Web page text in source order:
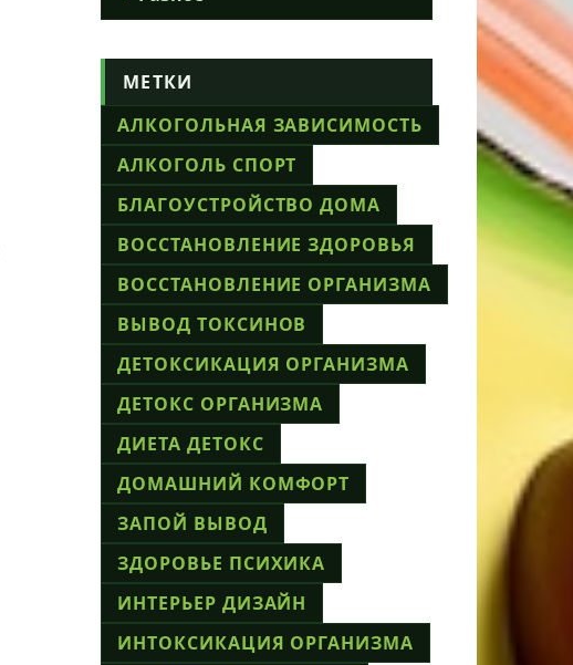
МЕТКИ
АЛКОГОЛЬНАЯ ЗАВИСИМОСТЬ
АЛКОГОЛЬ СПОРТ
БЛАГОУСТРОЙСТВО ДОМА
ВОССТАНОВЛЕНИЕ ЗДОРОВЬЯ
ВОССТАНОВЛЕНИЕ ОРГАНИЗМА
ВЫВОД ТОКСИНОВ
ДЕТОКСИКАЦИЯ ОРГАНИЗМА
ДЕТОКС ОРГАНИЗМА
ДИЕТА ДЕТОКС
ДОМАШНИЙ КОМФОРТ
ЗАПОЙ ВЫВОД
ЗДОРОВЬЕ ПСИХИКА
ИНТЕРЬЕР ДИЗАЙН
ИНТОКСИКАЦИЯ ОРГАНИЗМА